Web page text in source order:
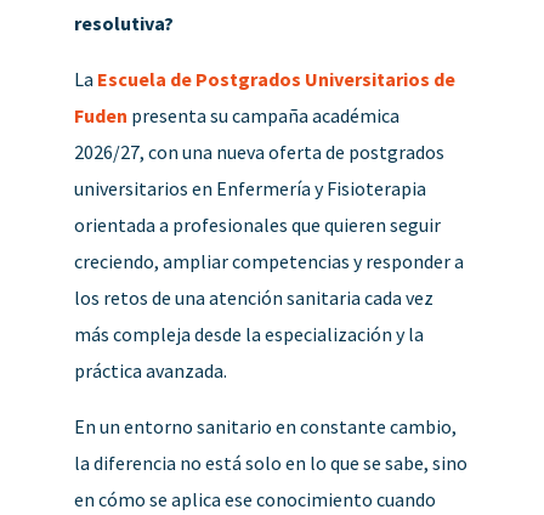
resolutiva?
La Escuela de Postgrados Universitarios de
Fuden presenta su campaña académica
2026/27, con una nueva oferta de postgrados
universitarios en Enfermería y Fisioterapia
orientada a profesionales que quieren seguir
creciendo, ampliar competencias y responder a
los retos de una atención sanitaria cada vez
más compleja desde la especialización y la
práctica avanzada.
En un entorno sanitario en constante cambio,
la diferencia no está solo en lo que se sabe, sino
en cómo se aplica ese conocimiento cuando